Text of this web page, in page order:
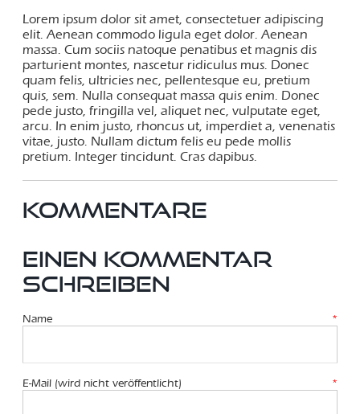
Lorem ipsum dolor sit amet, consectetuer adipiscing
elit. Aenean commodo ligula eget dolor. Aenean
massa. Cum sociis natoque penatibus et magnis dis
parturient montes, nascetur ridiculus mus. Donec
quam felis, ultricies nec, pellentesque eu, pretium
quis, sem. Nulla consequat massa quis enim. Donec
pede justo, fringilla vel, aliquet nec, vulputate eget,
arcu. In enim justo, rhoncus ut, imperdiet a, venenatis
vitae, justo. Nullam dictum felis eu pede mollis
pretium. Integer tincidunt. Cras dapibus.
KOMMENTARE
EINEN KOMMENTAR
SCHREIBEN
Name *
E-Mail (wird nicht veröffentlicht) *